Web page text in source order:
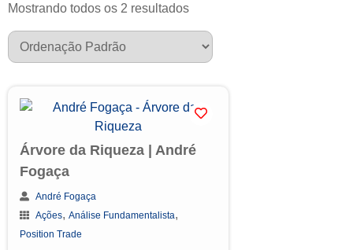
Mostrando todos os 2 resultados
Árvore da Riqueza | André
Fogaça
André Fogaça
Ações, Análise Fundamentalista,
Position Trade